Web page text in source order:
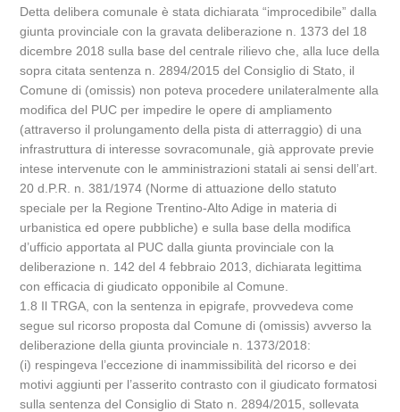
Detta delibera comunale è stata dichiarata “improcedibile” dalla
giunta provinciale con la gravata deliberazione n. 1373 del 18
dicembre 2018 sulla base del centrale rilievo che, alla luce della
sopra citata sentenza n. 2894/2015 del Consiglio di Stato, il
Comune di (omissis) non poteva procedere unilateralmente alla
modifica del PUC per impedire le opere di ampliamento
(attraverso il prolungamento della pista di atterraggio) di una
infrastruttura di interesse sovracomunale, già approvate previe
intese intervenute con le amministrazioni statali ai sensi dell’art.
20 d.P.R. n. 381/1974 (Norme di attuazione dello statuto
speciale per la Regione Trentino-Alto Adige in materia di
urbanistica ed opere pubbliche) e sulla base della modifica
d’ufficio apportata al PUC dalla giunta provinciale con la
deliberazione n. 142 del 4 febbraio 2013, dichiarata legittima
con efficacia di giudicato opponibile al Comune.
1.8 Il TRGA, con la sentenza in epigrafe, provvedeva come
segue sul ricorso proposta dal Comune di (omissis) avverso la
deliberazione della giunta provinciale n. 1373/2018:
(i) respingeva l’eccezione di inammissibilità del ricorso e dei
motivi aggiunti per l’asserito contrasto con il giudicato formatosi
sulla sentenza del Consiglio di Stato n. 2894/2015, sollevata